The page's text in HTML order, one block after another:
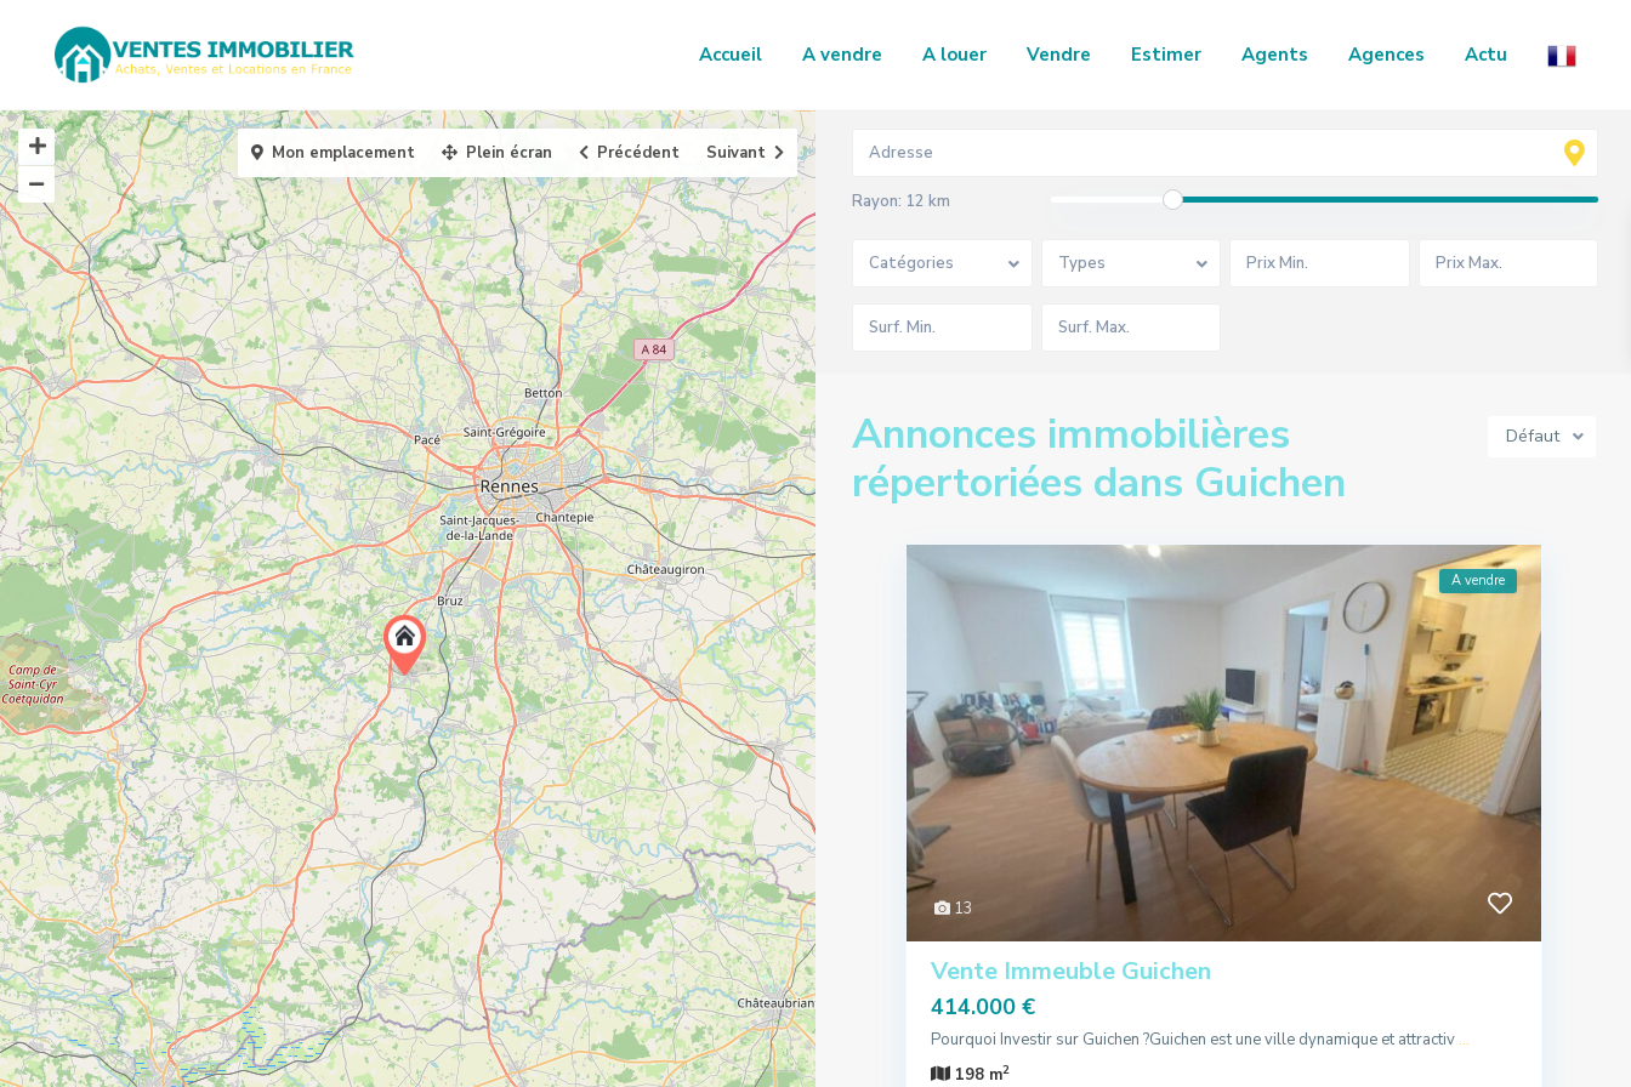
Accueil A vendre A louer Vendre Estimer Agents Agences Actu
Mon emplacement Plein écran Précédent Suivant
Rayon: 12 km
Catégories Types
Défaut
Annonces immobilières
répertoriées dans Guichen
13
A vendre
Vente Immeuble Guichen
414.000 €
Pourquoi Investir sur Guichen ?Guichen est une ville dynamique et attractiv ...
198 m2